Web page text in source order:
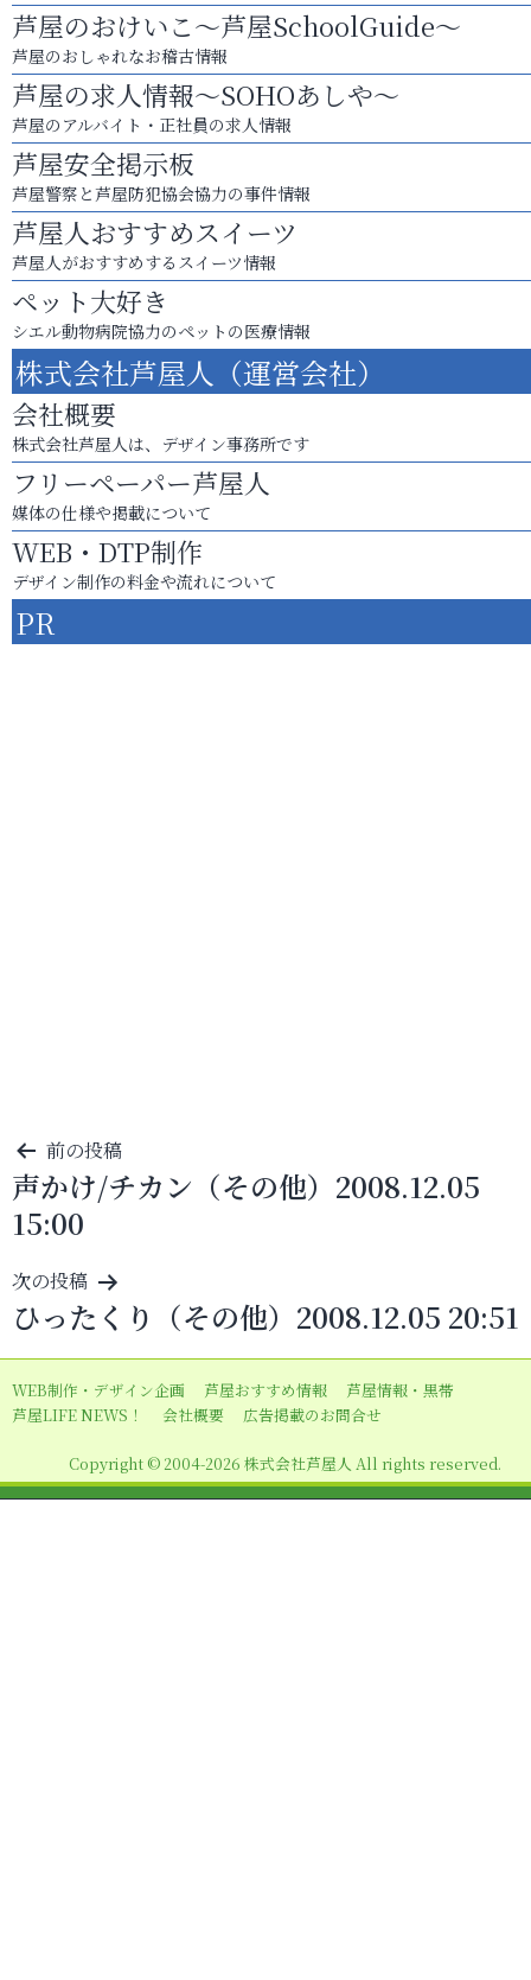
芦屋のおけいこ～芦屋SchoolGuide～
芦屋のおしゃれなお稽古情報
芦屋の求人情報～SOHOあしや～
芦屋のアルバイト・正社員の求人情報
芦屋安全掲示板
芦屋警察と芦屋防犯協会協力の事件情報
芦屋人おすすめスイーツ
芦屋人がおすすめするスイーツ情報
ペット大好き
シエル動物病院協力のペットの医療情報
株式会社芦屋人（運営会社）
会社概要
株式会社芦屋人は、デザイン事務所です
フリーペーパー芦屋人
媒体の仕様や掲載について
WEB・DTP制作
デザイン制作の料金や流れについて
PR
投
稿
ナ
ビ
ゲ
ー
シ
ョ
前の投稿
声かけ/チカン（その他）2008.12.05
15:00
次の投稿
ひったくり（その他）2008.12.05 20:51
WEB制作・デザイン企画 芦屋おすすめ情報
芦屋情報・黒帯
芦屋LIFE NEWS！
会社概要 広告掲載のお問合せ
Copyright © 2004-2026 株式会社芦屋人 All rights reserved.